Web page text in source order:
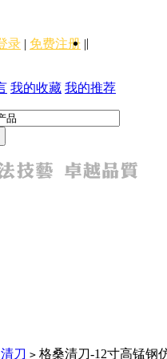
录 | 免费注册 ||
我的收藏 我的推荐
清刀 > 格桑清刀-12寸高锰钢